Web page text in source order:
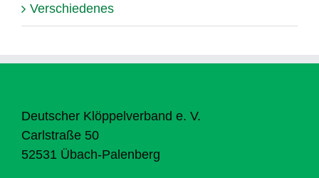
Verschiedenes
Deutscher Klöppelverband e. V.
Carlstraße 50
52531 Übach-Palenberg